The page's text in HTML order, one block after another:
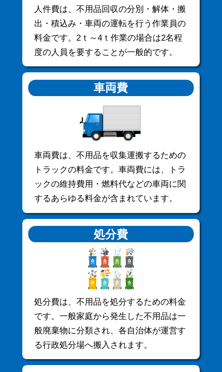
人件費は、不用品回収の分別・解体・搬
出・積込み・車両の運転を行う作業員の
料金です。2ｔ～4ｔ作業の場合は2名程
度の人員を要することが一般的です。
車両費
車両費は、不用品を収集運搬するための
トラックの料金です。車両費には、トラ
ックの維持費用・燃料代などの車両に関
するあらゆる料金が含まれています。
処分費
処分費は、不用品を処分するための料金
です。一般家庭から発生した不用品は一
般廃棄物に分類され、各自治体が運営す
る行政処分場へ搬入されます。